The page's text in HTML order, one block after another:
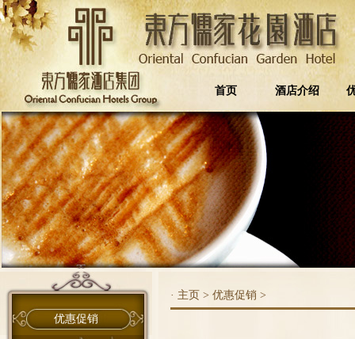
首页 酒店介绍
优惠促销
· 主页 > 优惠促销 >